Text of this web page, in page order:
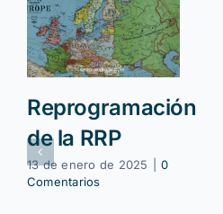
Reprogramación
de la RRP
13 de enero de 2025
0
Comentarios